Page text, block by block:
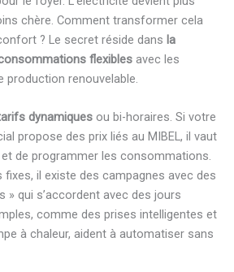
chère. Comment transformer cela
? Le secret réside dans la
flexibles avec les
production renouvelable.
dynamiques ou bi-horaires. Si votre
propose des prix liés au MIBEL, il vaut
de programmer les consommations.
il existe des campagnes avec des
» qui s’accordent avec des jours
comme des prises intelligentes et
à chaleur, aident à automatiser sans